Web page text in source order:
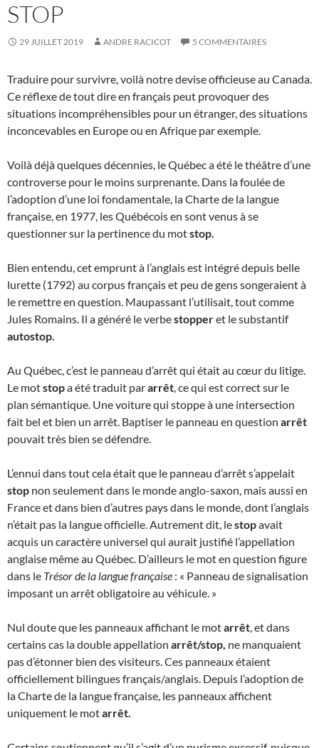
STOP
29 JUILLET 2019 ANDRE RACICOT 5 COMMENTAIRES
Traduire pour survivre, voilà notre devise officieuse au Canada.
Ce réflexe de tout dire en français peut provoquer des
situations incompréhensibles pour un étranger, des situations
inconcevables en Europe ou en Afrique par exemple.
Voilà déjà quelques décennies, le Québec a été le théâtre d’une
controverse pour le moins surprenante. Dans la foulée de
l’adoption d’une loi fondamentale, la Charte de la langue
française, en 1977, les Québécois en sont venus à se
questionner sur la pertinence du motstop.
Bien entendu, cet emprunt à l’anglais est intégré depuis belle
lurette (1792) au corpus français et peu de gens songeraient à
le remettre en question. Maupassant l’utilisait, tout comme
Jules Romains. Il a généré le verbestopperet le substantif
autostop.
Au Québec, c’est le panneau d’arrêt qui était au cœur du litige.
Le motstopa été traduit pararrêt, ce qui est correct sur le
plan sémantique. Une voiture qui stoppe à une intersection
fait bel et bien un arrêt. Baptiser le panneau en question arrêt
pouvait très bien se défendre.
L’ennui dans tout cela était que le panneau d’arrêt s’appelait
stop non seulement dans le monde anglo-saxon, mais aussi en
France et dans bien d’autres pays dans le monde, dont l’anglais
n’était pas la langue officielle. Autrement dit, lestopavait
acquis un caractère universel qui aurait justifié l’appellation
anglaise même au Québec. D’ailleurs le mot en question figure
dans le Trésor de la langue française : « Panneau de signalisation
imposant un arrêt obligatoire au véhicule. »
Nul doute que les panneaux affichant le motarrêt, et dans
certains cas la double appellation arrêt/stop, ne manquaient
pas d’étonner bien des visiteurs. Ces panneaux étaient
officiellement bilingues français/anglais. Depuis l’adoption de
la Charte de la langue française, les panneaux affichent
uniquement le motarrêt.